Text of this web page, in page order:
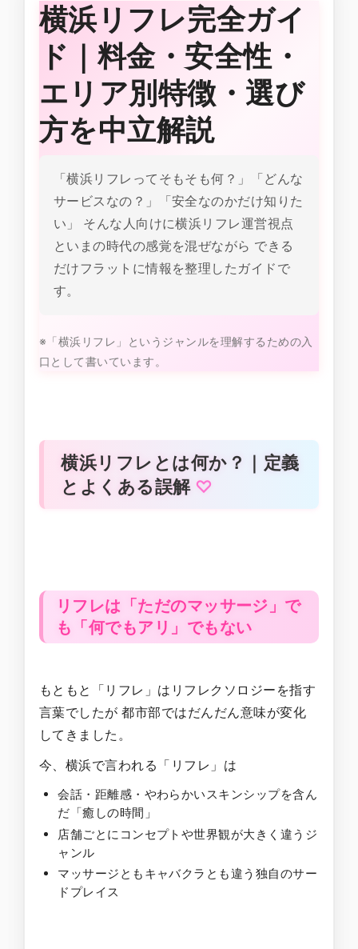
横浜リフレ完全ガイ
ド｜料金・安全性・
エリア別特徴・選び
方を中立解説
「横浜リフレってそもそも何？」「どんな
サービスなの？」「安全なのかだけ知りた
い」 そんな人向けに横浜リフレ運営視点
といまの時代の感覚を混ぜながら できる
だけフラットに情報を整理したガイドで
す。
※「横浜リフレ」というジャンルを理解するための入
口として書いています。
横浜リフレとは何か？｜定義
とよくある誤解
リフレは「ただのマッサージ」で
も「何でもアリ」でもない
もともと「リフレ」はリフレクソロジーを指す
言葉でしたが 都市部ではだんだん意味が変化
してきました。
今、横浜で言われる「リフレ」は
会話・距離感・やわらかいスキンシップを含ん
だ「癒しの時間」
店舗ごとにコンセプトや世界観が大きく違うジ
ャンル
マッサージともキャバクラとも違う独自のサー
ドプレイス